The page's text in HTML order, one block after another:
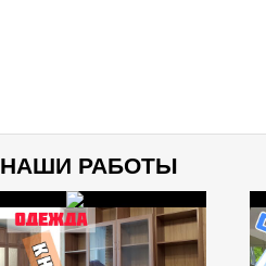
НАШИ РАБОТЫ